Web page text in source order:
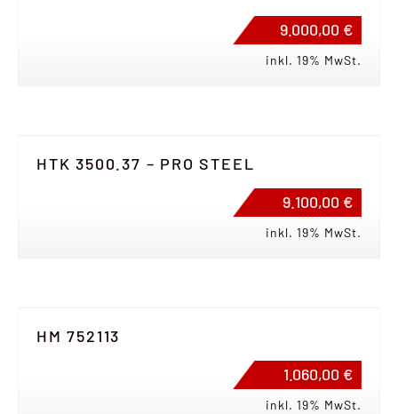
9.000,00 €
inkl. 19% MwSt.
HTK 3500.37 – PRO STEEL
9.100,00 €
inkl. 19% MwSt.
HM 752113
1.060,00 €
inkl. 19% MwSt.